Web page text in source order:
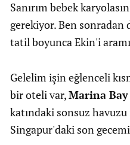
Sanırım bebek
gerekiyor. Ben
tatil boyunca Ekin'i
Gelelim işin eğlenceli
bir oteli var,Marina Bay
katındaki sonsuz
Singapur'daki son